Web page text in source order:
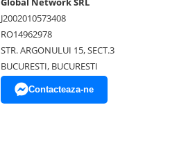
J2002010573408
RO14962978
STR. ARGONULUI 15, SECT.3
BUCURESTI, BUCURESTI
Contacteaza-ne